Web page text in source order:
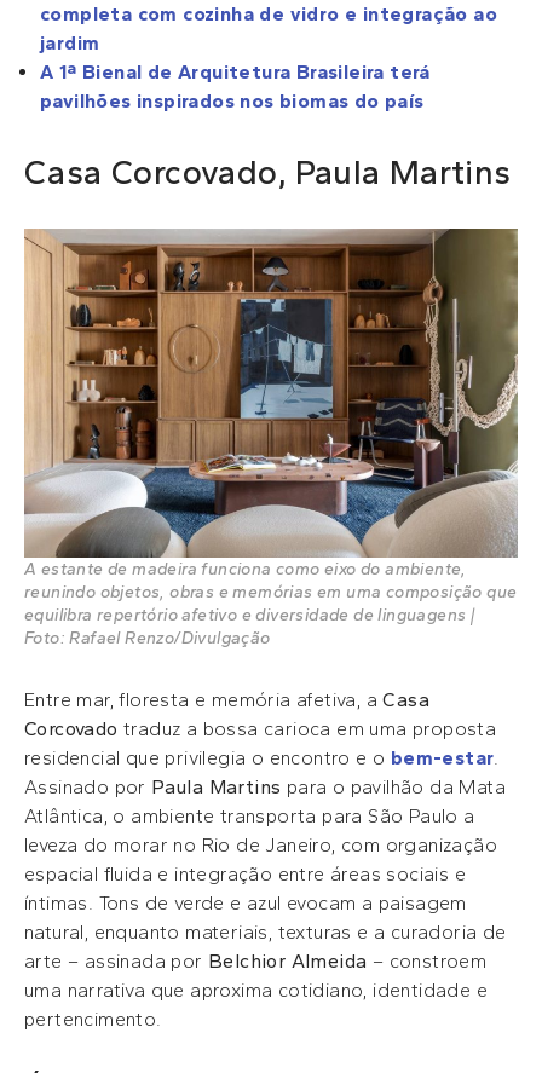
completa com cozinha de vidro e integração ao
jardim
A 1ª Bienal de Arquitetura Brasileira terá
pavilhões inspirados nos biomas do país
Casa Corcovado, Paula Martins
A estante de madeira funciona como eixo do ambiente,
reunindo objetos, obras e memórias em uma composição que
equilibra repertório afetivo e diversidade de linguagens |
Foto: Rafael Renzo/Divulgação
Entre mar, floresta e memória afetiva, aCasa
Corcovado traduz a bossa carioca em uma proposta
residencial que privilegia o encontro e o bem-estar
Assinado por Paula Martins para o pavilhão da Mata
Atlântica, o ambiente transporta para São Paulo a
leveza do morar no Rio de Janeiro, com organização
espacial fluida e integração entre áreas sociais e
íntimas. Tons de verde e azul evocam a paisagem
natural, enquanto materiais, texturas e a curadoria de
arte – assinada por Belchior Almeida – constroem
uma narrativa que aproxima cotidiano, identidade e
pertencimento.